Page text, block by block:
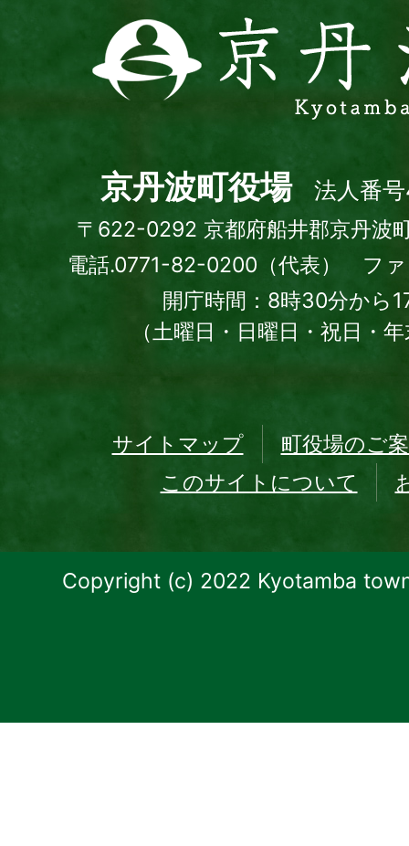
丹
波
town
京丹波町役場 法人番
〒622-0292 京都府船井郡京丹波
電話.0771-82-0200（代表） フ
開庁時間：8時30分から
（土曜日・日曜日・祝日・
サイトマップ
町役場のご
このサイトについて
Copyright (c) 2022 Kyotamba